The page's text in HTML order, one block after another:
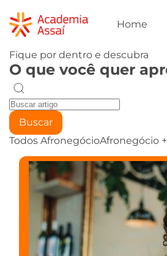
Home
Fique por dentro e descubra
O que você quer
Buscar
Todos AfronegócioAfronegócio